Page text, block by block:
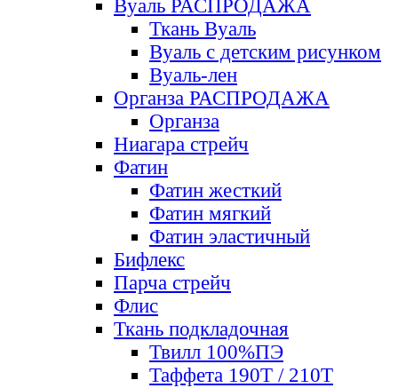
Вуаль РАСПРОДАЖА
Ткань Вуаль
Вуаль с детским рисунком
Вуаль-лен
Органза РАСПРОДАЖА
Органза
Ниагара стрейч
Фатин
Фатин жесткий
Фатин мягкий
Фатин элаcтичный
Бифлекс
Парча стрейч
Флис
Ткань подкладочная
Твилл 100%ПЭ
Таффета 190Т / 210Т